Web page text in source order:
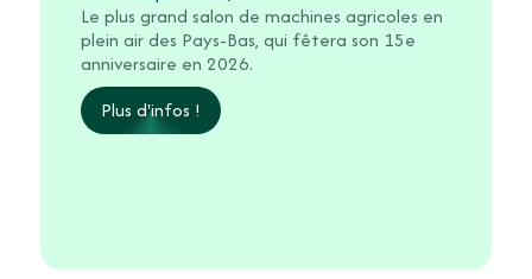
Le plus grand salon de machines agricoles en
plein air des Pays-Bas, qui fêtera son 15e
anniversaire en 2026.
Plus d'infos !